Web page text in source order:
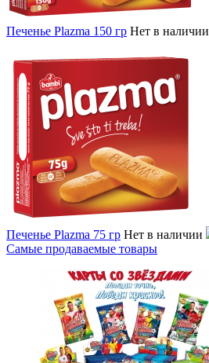
Печенье Plazma 150 гр Нет в наличии
Печенье Plazma 75 гр Нет в наличии
Самые продаваемые товары